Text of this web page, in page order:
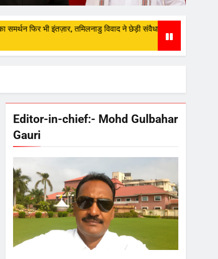
विवाद ने छेड़ी संवैधानिक बहस
3 Weeks Ago
Editor-in-chief:- Mohd Gulbahar
Gauri